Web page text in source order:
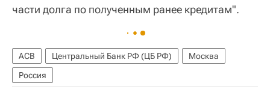
части долга по полученным ранее кредитам".
АСВ Центральный Банк РФ (ЦБ РФ)
Москва
Россия